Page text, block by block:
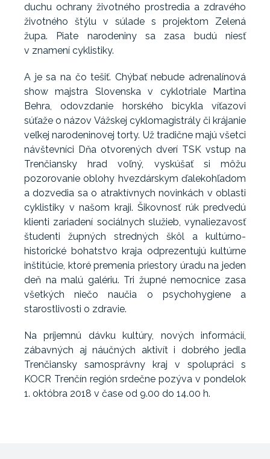
duchu ochrany životného prostredia a zdravého
životného štýlu v súlade s projektom Zelená
župa. Piate narodeniny sa zasa budú niesť
v znamení cyklistiky.
A je sa na čo tešiť. Chýbať nebude adrenalínová
show majstra Slovenska v cyklotriale Martina
Behra, odovzdanie horského bicykla víťazovi
súťaže o názov Vážskej cyklomagistrály či krájanie
veľkej narodeninovej torty. Už tradične majú všetci
návštevníci Dňa otvorených dverí TSK vstup na
Trenčiansky hrad voľný, vyskúšať si môžu
pozorovanie oblohy hvezdárskym ďalekohľadom
a dozvedia sa o atraktívnych novinkách v oblasti
cyklistiky v našom kraji. Šikovnosť rúk predvedú
klienti zariadení sociálnych služieb, vynaliezavosť
študenti župných stredných škôl a kultúrno-
historické bohatstvo kraja odprezentujú kultúrne
inštitúcie, ktoré premenia priestory úradu na jeden
deň na malú galériu. Tri župné nemocnice zasa
všetkých niečo naučia o psychohygiene a
starostlivosti o zdravie.
Na príjemnú dávku kultúry, nových informácií,
zábavných aj náučných aktivít i dobrého jedla
Trenčiansky samosprávny kraj v spolupráci s
KOCR Trenčín región srdečne pozýva v pondelok
1. októbra 2018 v čase od 9.00 do 14.00 h.